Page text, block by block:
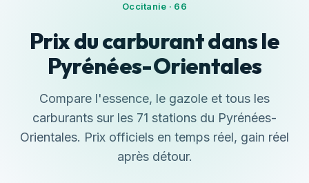
Occitanie · 66
Prix du carburant dans le
Pyrénées-Orientales
Compare l'essence, le gazole et tous les
carburants sur les 71 stations du Pyrénées-
Orientales. Prix officiels en temps réel, gain réel
après détour.